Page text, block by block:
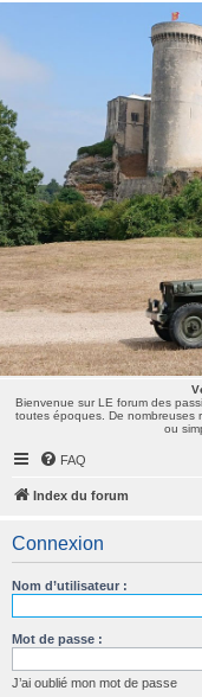
Véhicules
Bienvenue sur LE forum des
toutes époques. De nombreuses
ou simplement partager vos
Bienvenue sur LE forum des
toutes époques. De nombreuses
ou
FAQ
Index du forum
Connexion
Nom d’utilisateur :
Mot de passe :
J’ai oublié mon mot de passe